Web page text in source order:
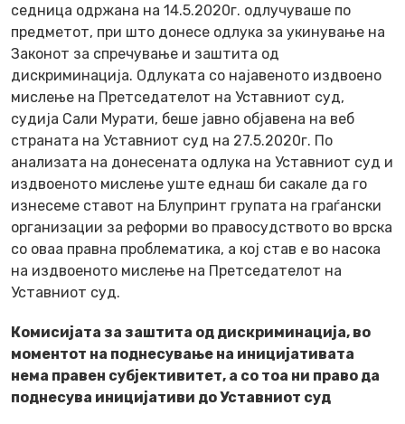
седница одржана на 14.5.2020г. одлучуваше по
предметот, при што донесе одлука за укинување на
Законот за спречување и заштита од
дискриминација. Одлуката со најавеното издвоено
мислење на Претседателот на Уставниот суд,
судија Сали Мурати, беше јавно објавена на веб
страната на Уставниот суд на 27.5.2020г. По
анализата на донесената одлука на Уставниот суд и
издвоеното мислење уште еднаш би сакале да го
изнесеме ставот на Блупринт групата на граѓански
организации за реформи во правосудството во врска
со оваа правна проблематика, а кој став е во насока
на издвоеното мислење на Претседателот на
Уставниот суд.
Комисијата за заштита од дискриминација, во
моментот на поднесување на иницијативата
нема правен субјективитет, а со тоа ни право да
поднесува иницијативи до Уставниот суд